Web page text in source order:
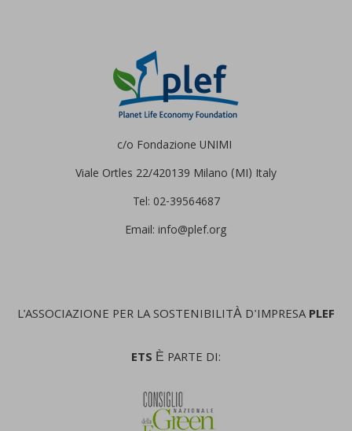
c/o Fondazione UNIMI
Viale Ortles 22/420139 Milano (MI) Italy
Tel: 02-39564687
Email: info@plef.org
L'ASSOCIAZIONE PER LA SOSTENIBILITÀ D'IMPRESAPLEF
ETS È PARTE DI: